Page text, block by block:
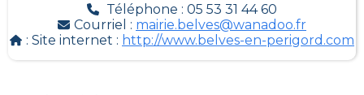
Téléphone : 05 53 31 44 60
Courriel : mairie.belves@wanadoo.fr
: Site internet : http://www.belves-en-perigord.com